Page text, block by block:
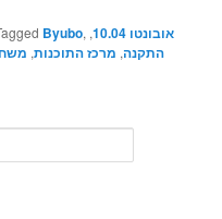
Byubo, אובונטו 10.04 ,
התקנה, מרכז התוכנות,